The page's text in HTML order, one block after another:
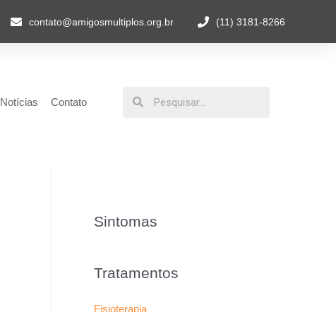
contato@amigosmultiplos.org.br (11) 3181-8266
Notícias Contato
Sintomas
Tratamentos
Fisioterapia